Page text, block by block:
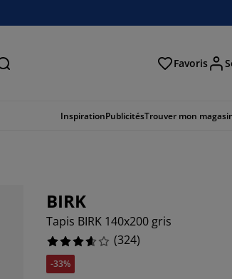
Chercher Favoris
InspirationPublicitésTrouver mon
BIRK
Tapis BIRK 140x200 gris
(324)
-33%